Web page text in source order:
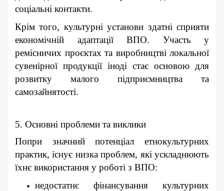
соціальні контакти.
Крім того, культурні установи здатні сприяти
економічній адаптації ВПО. Участь у
ремісничих проєктах та виробництві локальної
сувенірної продукції іноді стає основою для
розвитку малого підприємництва та
самозайнятості.
5. Основні проблеми та виклики
Попри значний потенціал етнокультурних
практик, існує низка проблем, які ускладнюють
їхнє використання у роботі з ВПО:
недостатнє фінансування культурних